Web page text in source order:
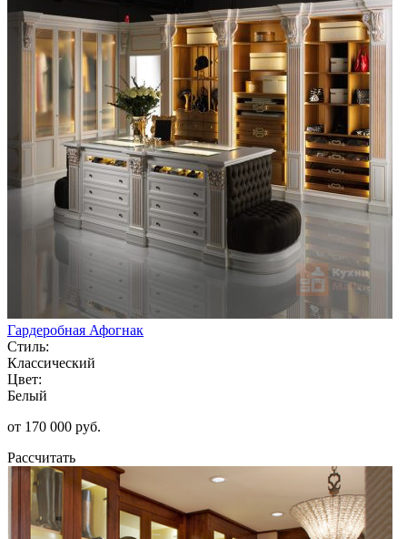
Гардеробная Афогнак
Стиль:
Классический
Цвет:
Белый
от 170 000 руб.
Рассчитать